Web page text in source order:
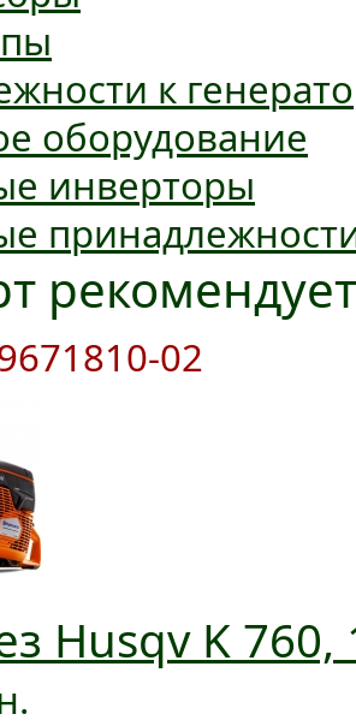
к
оборудование
инверторы
рекомендует
02
Husqv K 760,